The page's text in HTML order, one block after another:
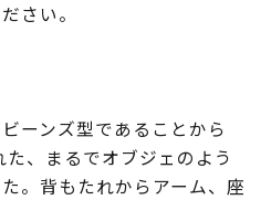
さい。
ーンズ型であることから
た、まるでオブジェのよう
。背もたれからアーム、座